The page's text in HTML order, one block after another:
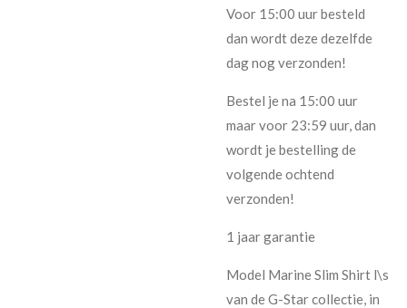
Voor 15:00 uur besteld
dan wordt deze dezelfde
dag nog verzonden!
Bestel je na 15:00 uur
maar voor 23:59 uur, dan
wordt je bestelling de
volgende ochtend
verzonden!
1 jaar garantie
Model Marine Slim Shirt l\s
van de G-Star collectie, in